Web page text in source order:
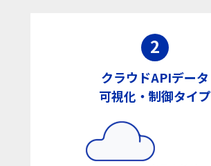
2
クラウドAPIデータ
可視化・制御タイプ